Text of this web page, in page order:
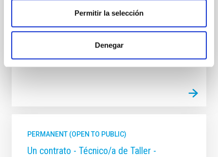
Permitir la selección
Denegar
mecánica del proyecto sistema
Advertised on
07/17/2026
Application deadline
08/07/2026
Open
PERMANENT (OPEN TO PUBLIC)
Un contrato - Técnico/a de Taller -